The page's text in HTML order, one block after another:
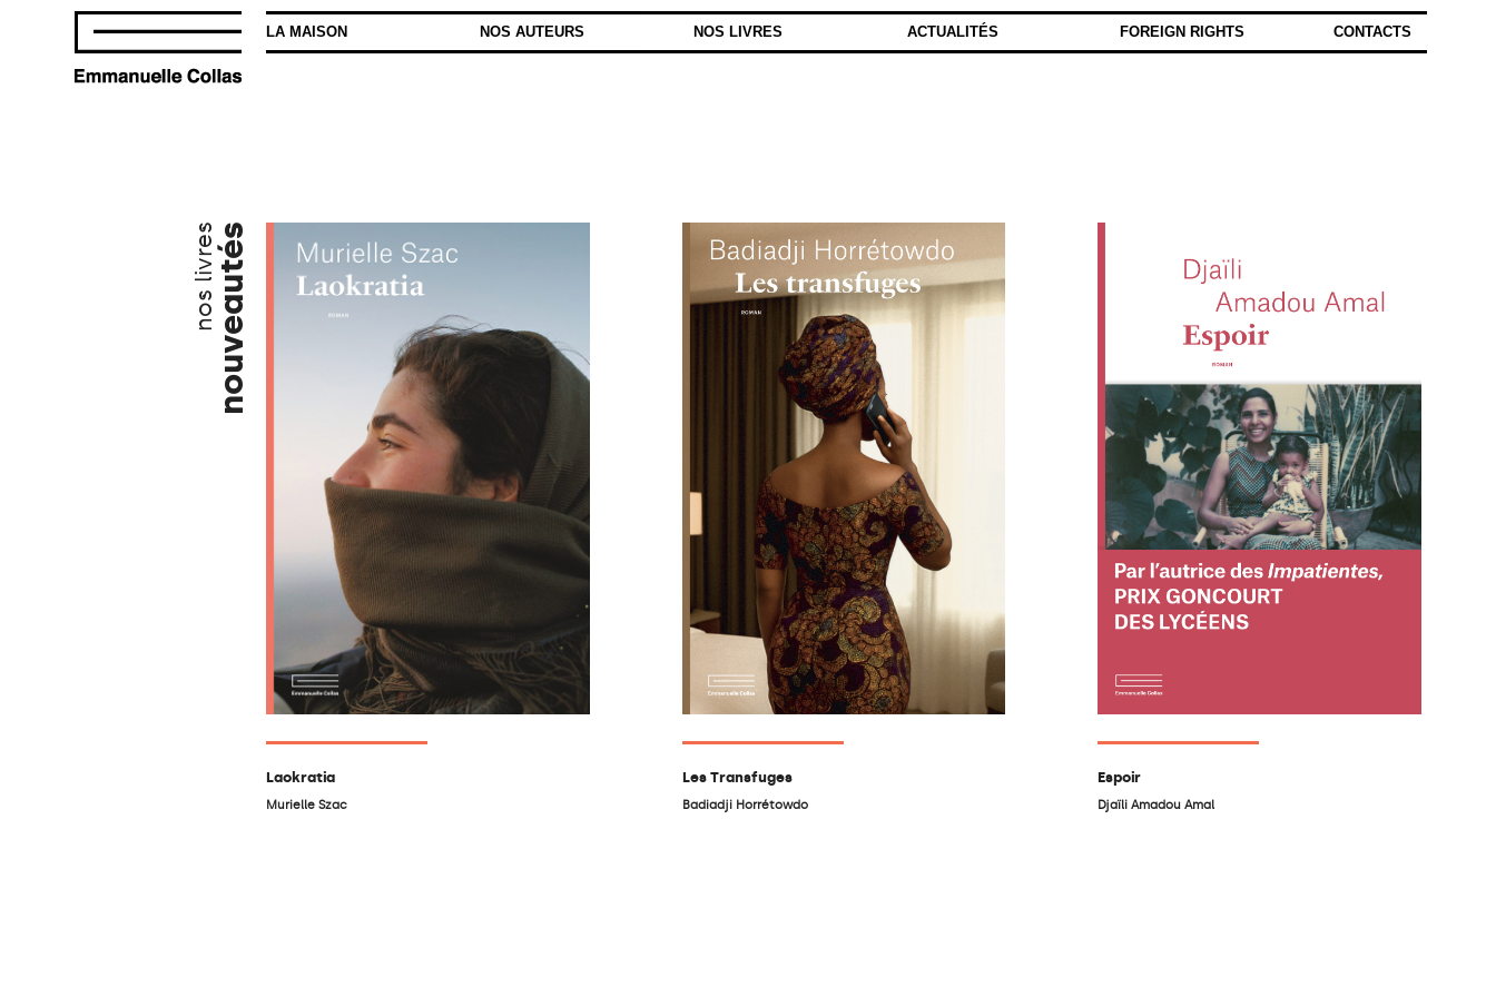
LA MAISON NOS AUTEURS NOS LIVRES ACTUALITÉS FOREIGN RIGHTS CONTACTS
nos livresnouveautés
Laokratia
Murielle Szac
Les Transfuges
Badiadji Horrétowdo
Espoir
Djaïli Amadou Amal